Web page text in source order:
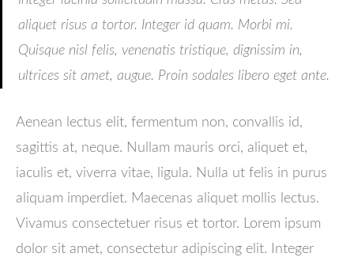
aliquet risus a tortor. Integer id quam. Morbi mi.
Quisque nisl felis, venenatis tristique, dignissim in,
ultrices sit amet, augue. Proin sodales libero eget ante.
Aenean lectus elit, fermentum non, convallis id,
sagittis at, neque. Nullam mauris orci, aliquet et,
iaculis et, viverra vitae, ligula. Nulla ut felis in purus
aliquam imperdiet. Maecenas aliquet mollis lectus.
Vivamus consectetuer risus et tortor. Lorem ipsum
dolor sit amet, consectetur adipiscing elit. Integer